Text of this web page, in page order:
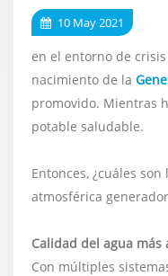
10 May 2021
en el entorno de
nacimiento de la
promovido. Mientras
potable saludable.
Entonces, ¿cuáles
atmosférica
Calidad del agua más
Con múltiples